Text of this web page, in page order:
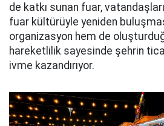
de katkı sunan fuar,
fuar kültürüyle yeniden
organizasyon hem de
hareketlilik sayesinde şehrin
ivme kazandırıyor.